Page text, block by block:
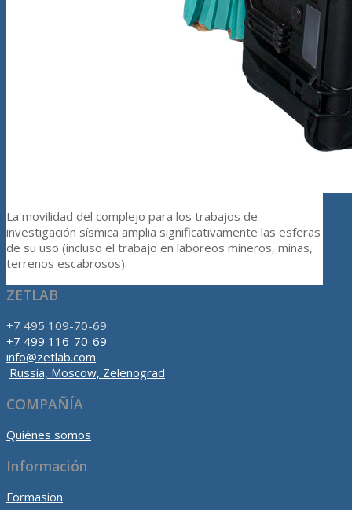
La movilidad del complejo para los trabajos de
investigación sísmica amplia significativamente las esferas
de su uso (incluso el trabajo en laboreos mineros, minas,
terrenos escabrosos).
ZETLAB
+7 495 109-70-69
+7 499 116-70-69
info@zetlab.com
Russia, Moscow, Zelenograd
COMPAÑÍA
Quiénes somos
Información
Formasion